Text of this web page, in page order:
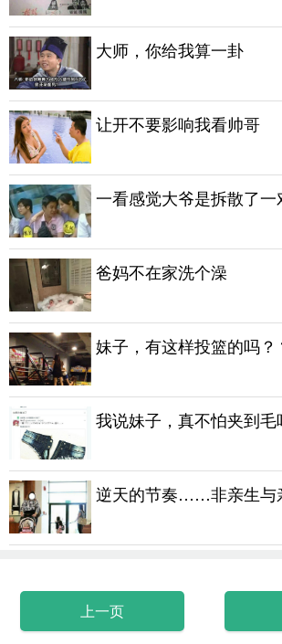
大师，你给我算一卦
让开不要影响我看帅哥
一看感觉大爷是拆散了一
爸妈不在家洗个澡
妹子，有这样投篮的吗？
我说妹子，真不怕夹到毛
逆天的节奏……非亲生与
上一页